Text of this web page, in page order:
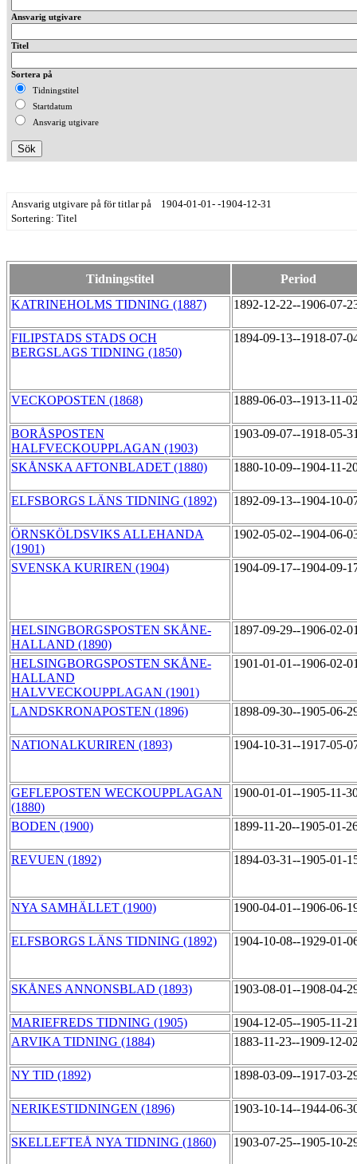
Ansvarig utgivare
Titel
Sortera på
Tidningstitel
Startdatum
Ansvarig utgivare
Ansvarig utgivare på för titlar på 1904-01-01- -1904-12-31
Sortering: Titel
Tidningstitel
Period
KATRINEHOLMS TIDNING (1887)
1892-12-22--1906-07-
FILIPSTADS STADS OCH
BERGSLAGS TIDNING (1850)
1894-09-13--1918-07-
VECKOPOSTEN (1868) 1889-06-03--1913-11-
BORÅSPOSTEN
HALFVECKOUPPLAGAN (1903)
1903-09-07--1918-05-
SKÅNSKA AFTONBLADET (1880) 1880-10-09--1904-11-
ELFSBORGS LÄNS TIDNING (1892) 1892-09-13--1904-10-
ÖRNSKÖLDSVIKS ALLEHANDA
(1901)
1902-05-02--1904-06-
SVENSKA KURIREN (1904) 1904-09-17--1904-09-
HELSINGBORGSPOSTEN SKÅNE-
HALLAND (1890)
1897-09-29--1906-02-
HELSINGBORGSPOSTEN SKÅNE-
HALLAND
HALVVECKOUPPLAGAN (1901)
1901-01-01--1906-02-
LANDSKRONAPOSTEN (1896) 1898-09-30--1905-06-
NATIONALKURIREN (1893) 1904-10-31--1917-05-
GEFLEPOSTEN WECKOUPPLAGAN
(1880)
1900-01-01--1905-11-
BODEN (1900) 1899-11-20--1905-01-
REVUEN (1892) 1894-03-31--1905-01-
NYA SAMHÄLLET (1900) 1900-04-01--1906-06-
ELFSBORGS LÄNS TIDNING (1892) 1904-10-08--1929-01-
SKÅNES ANNONSBLAD (1893) 1903-08-01--1908-04-
MARIEFREDS TIDNING (1905)
1904-12-05--1905-11-
ARVIKA TIDNING (1884)
1883-11-23--1909-12-
NY TID (1892) 1898-03-09--1917-03-
NERIKESTIDNINGEN (1896) 1903-10-14--1944-06-
SKELLEFTEÅ NYA TIDNING (1860) 1903-07-25--1905-10-